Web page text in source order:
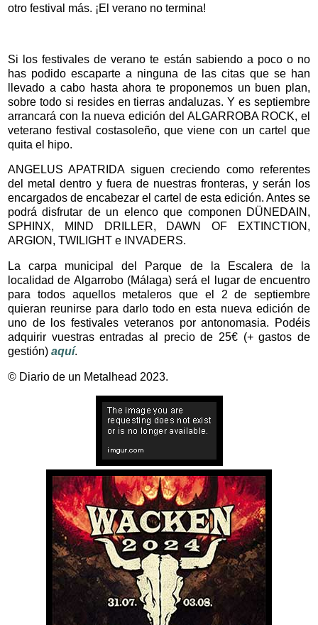
otro festival más. ¡El verano no termina!
Si los festivales de verano te están sabiendo a poco o no
has podido escaparte a ninguna de las citas que se han
llevado a cabo hasta ahora te proponemos un buen plan,
sobre todo si resides en tierras andaluzas. Y es septiembre
arrancará con la nueva edición del ALGARROBA ROCK, el
veterano festival costasoleño, que viene con un cartel que
quita el hipo.
ANGELUS APATRIDA siguen creciendo como referentes
del metal dentro y fuera de nuestras fronteras, y serán los
encargados de encabezar el cartel de esta edición. Antes se
podrá disfrutar de un elenco que componen DÜNEDAIN,
SPHINX, MIND DRILLER, DAWN OF EXTINCTION,
ARGION, TWILIGHT e INVADERS.
La carpa municipal del Parque de la Escalera de la
localidad de Algarrobo (Málaga) será el lugar de encuentro
para todos aquellos metaleros que el 2 de septiembre
quieran reunirse para darlo todo en esta nueva edición de
uno de los festivales veteranos por antonomasia. Podéis
adquirir vuestras entradas al precio de 25€ (+ gastos de
gestión) aquí.
© Diario de un Metalhead 2023.